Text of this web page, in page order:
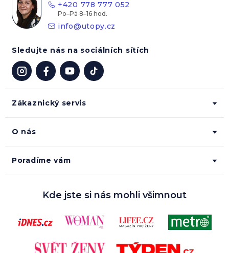
Zákaznický servis
O nás
Poradíme vám
+420 778 777 052
info@utopy.cz
Sledujte nás na sociálních sítích
Kde jste si nás mohli všimnout